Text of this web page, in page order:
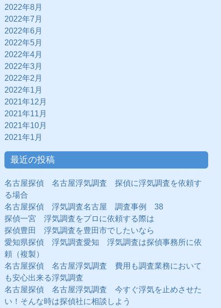
2022年8月
2022年7月
2022年6月
2022年5月
2022年4月
2022年3月
2022年2月
2022年1月
2021年12月
2021年11月
2021年10月
2021年1月
最近の投稿
名古屋探偵 名古屋浮気調査 探偵に浮気調査を依頼す
る場合
名古屋探偵 浮気調査名古屋 調査事例 38
探偵一宮 浮気調査をプロに依頼する際は
探偵豊田 浮気調査を豊田市でしたいなら
愛知県探偵 浮気調査愛知 浮気調査は探偵事務所に依
頼（複製）
名古屋探偵 名古屋浮気調査 費用も調査業務において
も安心出来る浮気調査
名古屋探偵 名古屋浮気調査 今すぐ浮気を止めさせた
い！そんな時は探偵社に相談しよう